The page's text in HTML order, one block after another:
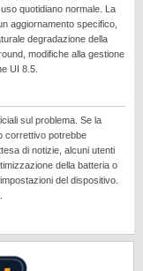
quotidiano normale. La
aggiornamento specifico,
degradazione della
modifiche alla gestione
UI 8.5.
sul problema. Se la
correttivo potrebbe
di notizie, alcuni utenti
della batteria o
del dispositivo.